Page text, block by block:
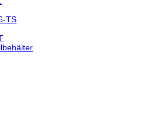
TS